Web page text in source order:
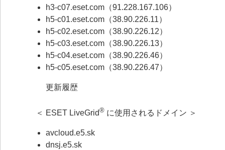
h3-c07.eset.com（91.228.167.106）
h5-c01.eset.com（38.90.226.11）
h5-c02.eset.com（38.90.226.12）
h5-c03.eset.com（38.90.226.13）
h5-c04.eset.com（38.90.226.46）
h5-c05.eset.com（38.90.226.47）
更新履歴
＜ ESET LiveGrid® に使用されるドメイン ＞
avcloud.e5.sk
dnsj.e5.sk